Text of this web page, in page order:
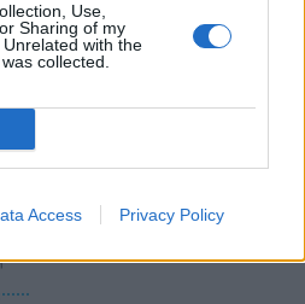
Use,
Sharing of my
with the
collected.
Access Privacy Policy